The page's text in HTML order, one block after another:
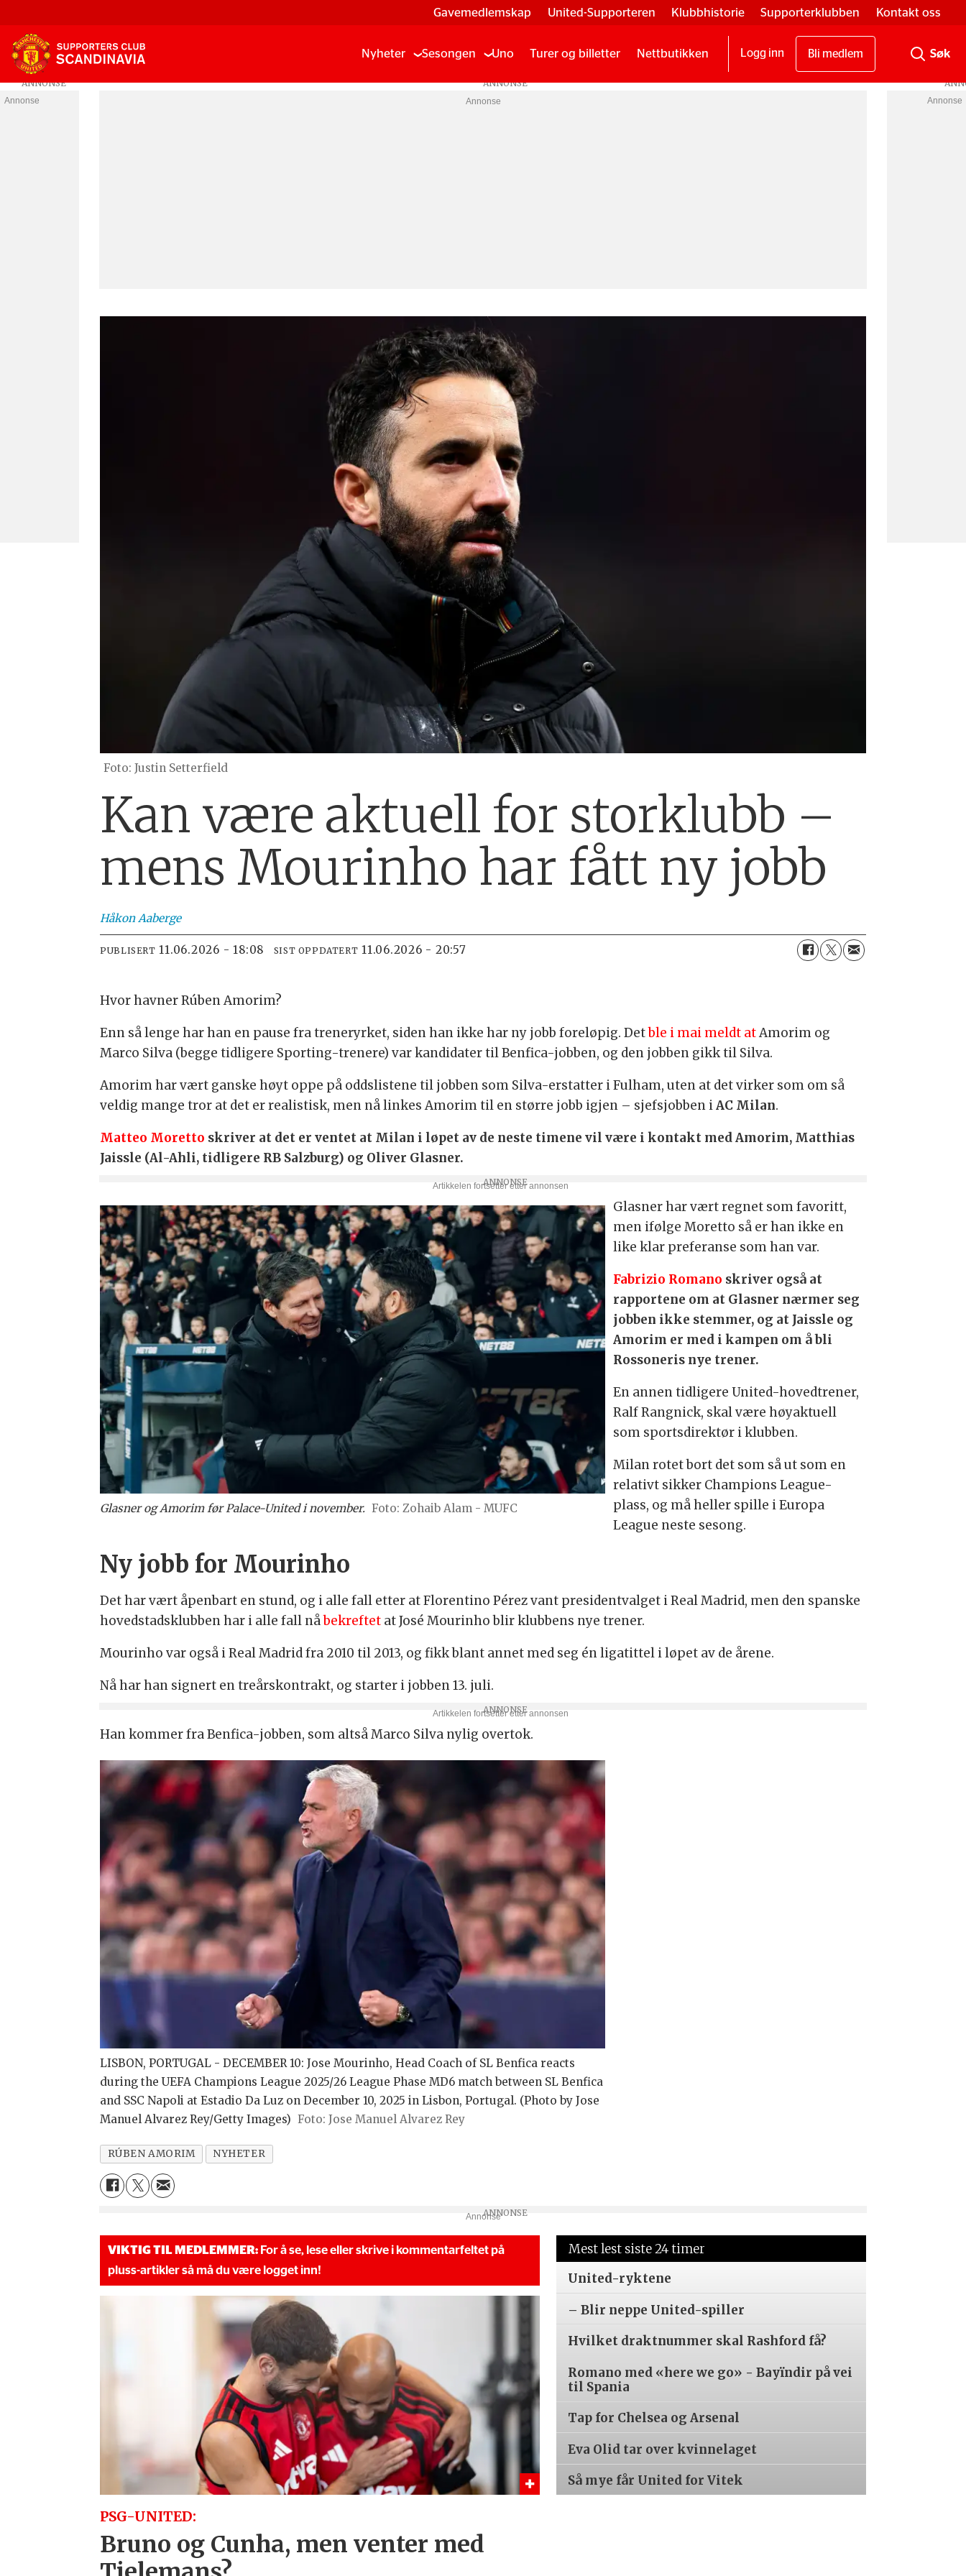
Gavemedlemskap United-Supporteren Klubbhistorie Supporterklubben Kontakt oss
Nyheter Sesongen Uno Turer og billetter Nettbutikken Logg inn Bli medlem
Annonse
Justin Setterfield
Kan være aktuell for storklubb –
mens Mourinho har fått ny jobb
Håkon Aaberge
PUBLISERT 11.06.2026 - 18:08 SIST OPPDATERT 11.06.2026 - 20:57
Hvor havner Rúben Amorim?
Enn så lenge har han en pause fra treneryrket, siden han ikke har ny jobb foreløpig. Detble i mai meldt atAmorim og
Marco Silva (begge tidligere Sporting-trenere) var kandidater til Benfica-jobben, og den jobben gikk til Silva.
Amorim har vært ganske høyt oppe på oddslistene til jobben som Silva-erstatter i Fulham, uten at det virker som om så
veldig mange tror at det er realistisk, men nå linkes Amorim til en større jobb igjen – sjefsjobben iAC Milan.
Matteo Moretto skriver at det er ventet at Milan i løpet av de neste timene vil være i kontakt med Amorim, Matthias
Jaissle (Al-Ahli, tidligere RB Salzburg) og Oliver Glasner.
Glasner og Amorim før Palace-United i november. Zohaib Alam - MUFC
Glasner har vært regnet som favoritt,
men ifølge Moretto så er han ikke en
like klar preferanse som han var.
Fabrizio Romano skriver også at
rapportene om at Glasner nærmer seg
jobben ikke stemmer, og at Jaissle og
Amorim er med i kampen om å bli
Rossoneris nye trener.
En annen tidligere United-hovedtrener,
Ralf Rangnick, skal være høyaktuell
som sportsdirektør i klubben.
Milan rotet bort det som så ut som en
relativt sikker Champions League-
plass, og må heller spille i Europa
League neste sesong.
Ny jobb for Mourinho
Det har vært åpenbart en stund, og i alle fall etter at Florentino Pérez vant presidentvalget i Real Madrid, men den spanske
hovedstadsklubben har i alle fall nåbekreftet at José Mourinho blir klubbens nye trener.
Mourinho var også i Real Madrid fra 2010 til 2013, og fikk blant annet med seg én ligatittel i løpet av de årene.
Nå har han signert en treårskontrakt, og starter i jobben 13. juli.
Han kommer fra Benfica-jobben, som altså Marco Silva nylig overtok.
LISBON, PORTUGAL - DECEMBER 10: Jose Mourinho, Head Coach of SL Benfica reacts
during the UEFA Champions League 2025/26 League Phase MD6 match between SL Benfica
and SSC Napoli at Estadio Da Luz on December 10, 2025 in Lisbon, Portugal. (Photo by Jose
Manuel Alvarez Rey/Getty Images)
Jose Manuel Alvarez Rey
RÚBEN AMORIM NYHETER
Annonse
VIKTIG TIL MEDLEMMER: For å se, lese eller skrive i kommentarfeltet på
pluss-artikler så må du være logget inn!
PSG-UNITED:
Bruno og Cunha, men venter med
Mest lest siste 24 timer
United-ryktene
– Blir neppe United-spiller
Hvilket draktnummer skal Rashford få?
Romano med «here we go» - Bayïndir på vei
til Spania
Tap for Chelsea og Arsenal
Eva Olid tar over kvinnelaget
Så mye får United for Vitek
Annonse Annonse